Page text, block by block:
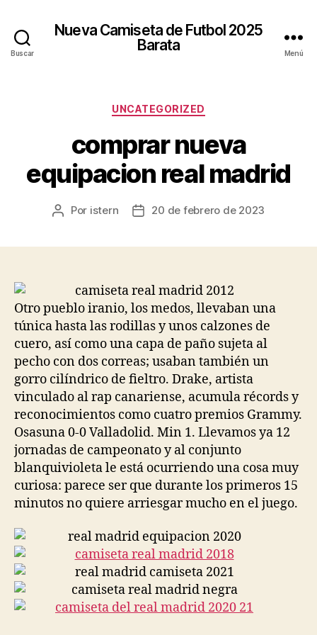
Buscar
Nueva Camiseta de Futbol 2025
Barata
Menú
Categorías
UNCATEGORIZED
comprar nueva
equipacion real madrid
Autor
Por istern
Fecha20 de febrero de 2023
Otro pueblo iranio, los medos, llevaban una
túnica hasta las rodillas y unos calzones de
cuero, así como una capa de paño sujeta al
pecho con dos correas; usaban también un
gorro cilíndrico de fieltro. Drake, artista
vinculado al rap canariense, acumula récords y
reconocimientos como cuatro premios Grammy.
Osasuna 0-0 Valladolid. Min 1. Llevamos ya 12
jornadas de campeonato y al conjunto
blanquivioleta le está ocurriendo una cosa muy
curiosa: parece ser que durante los primeros 15
minutos no quiere arriesgar mucho en el juego.